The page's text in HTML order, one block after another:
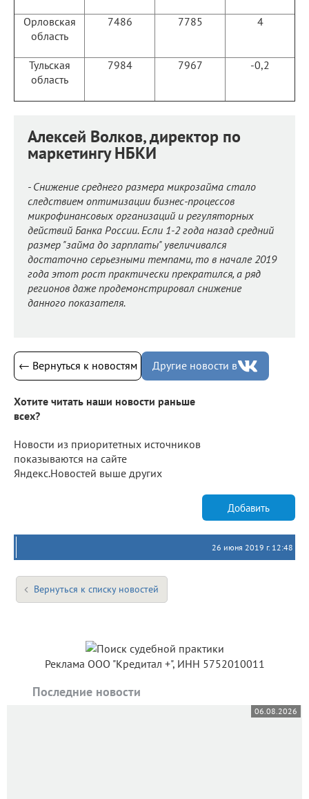
Орловская
область
7486 7785 4
Тульская
область
7984 7967 -0,2
Алексей Волков, директор по
маркетингу НБКИ
- Снижение среднего размера микрозайма стало
следствием оптимизации бизнес-процессов
микрофинансовых организаций и регуляторных
действий Банка России. Если 1-2 года назад средний
размер "займа до зарплаты" увеличивался
достаточно серьезными темпами, то в начале 2019
года этот рост практически прекратился, а ряд
регионов даже продемонстрировал снижение
данного показателя.
← Вернуться к новостям Другие новости в
Хотите читать наши новости раньше
всех?
Новости из приоритетных источников
показываются на сайте
Яндекс.Новостей выше других
Добавить
26 июня 2019 г. 12:48
Вернуться к списку новостей
Реклама ООО "Кредитал +", ИНН 5752010011
Последние новости
06.08.2026